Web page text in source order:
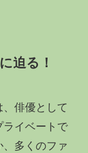
迫る！
俳優として
ライベートで
多くのファ